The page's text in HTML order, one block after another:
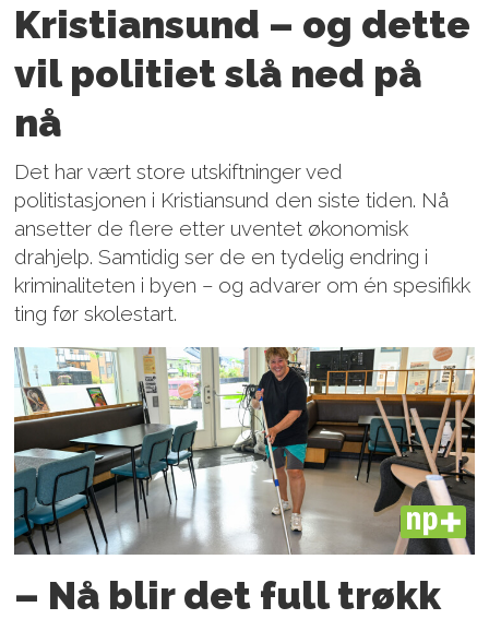
Kristiansund – og dette
vil politiet slå ned på
nå
Det har vært store utskiftninger ved
politistasjonen i Kristiansund den siste tiden. Nå
ansetter de flere etter uventet økonomisk
drahjelp. Samtidig ser de en tydelig endring i
kriminaliteten i byen – og advarer om én spesifikk
ting før skolestart.
PLUS
– Nå blir det full trøkk